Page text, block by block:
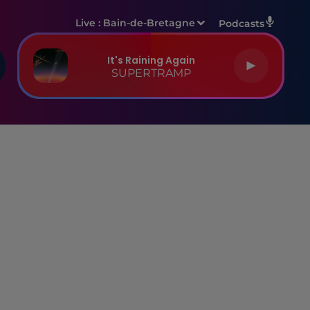
Live : Bain-de-Bretagne Podcasts
It's Raining Again
SUPERTRAMP